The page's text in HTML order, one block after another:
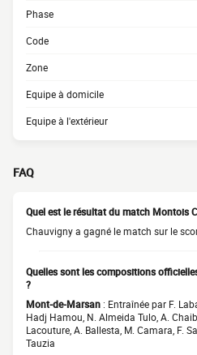
Phase
Code
Zone
Equipe à domicile
Equipe à l'extérieur
FAQ
Quel est le résultat du match Montois
Chauvigny a gagné le match sur le
Quelles sont les compositions
?
Mont-de-Marsan : Entraînée par F.
Hadj Hamou, N. Almeida Tulo, A.
Lacouture, A. Ballesta, M. Camara, F.
Tauzia